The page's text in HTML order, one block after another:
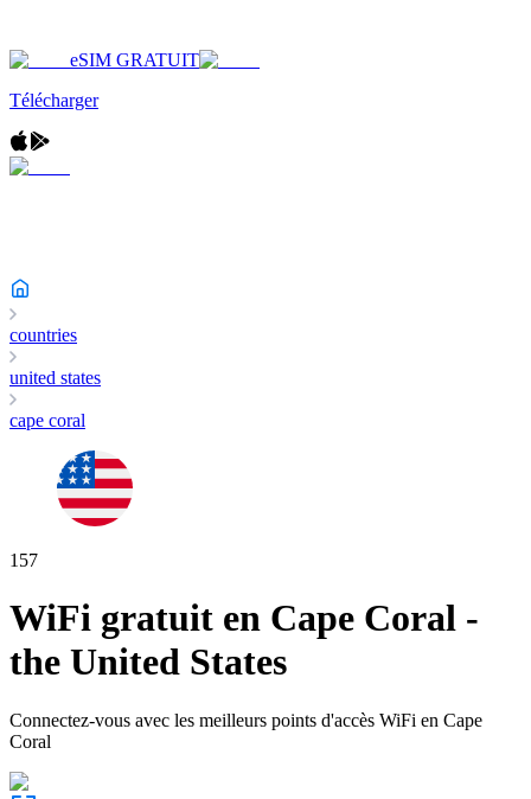
eSIM GRATUIT
Télécharger
countries
united states
cape coral
157
WiFi gratuit en Cape Coral -
the United States
Connectez-vous avec les meilleurs points d'accès WiFi en Cape
Coral